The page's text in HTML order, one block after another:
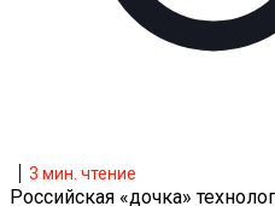
3 мин. чтение
Российская «дочка»